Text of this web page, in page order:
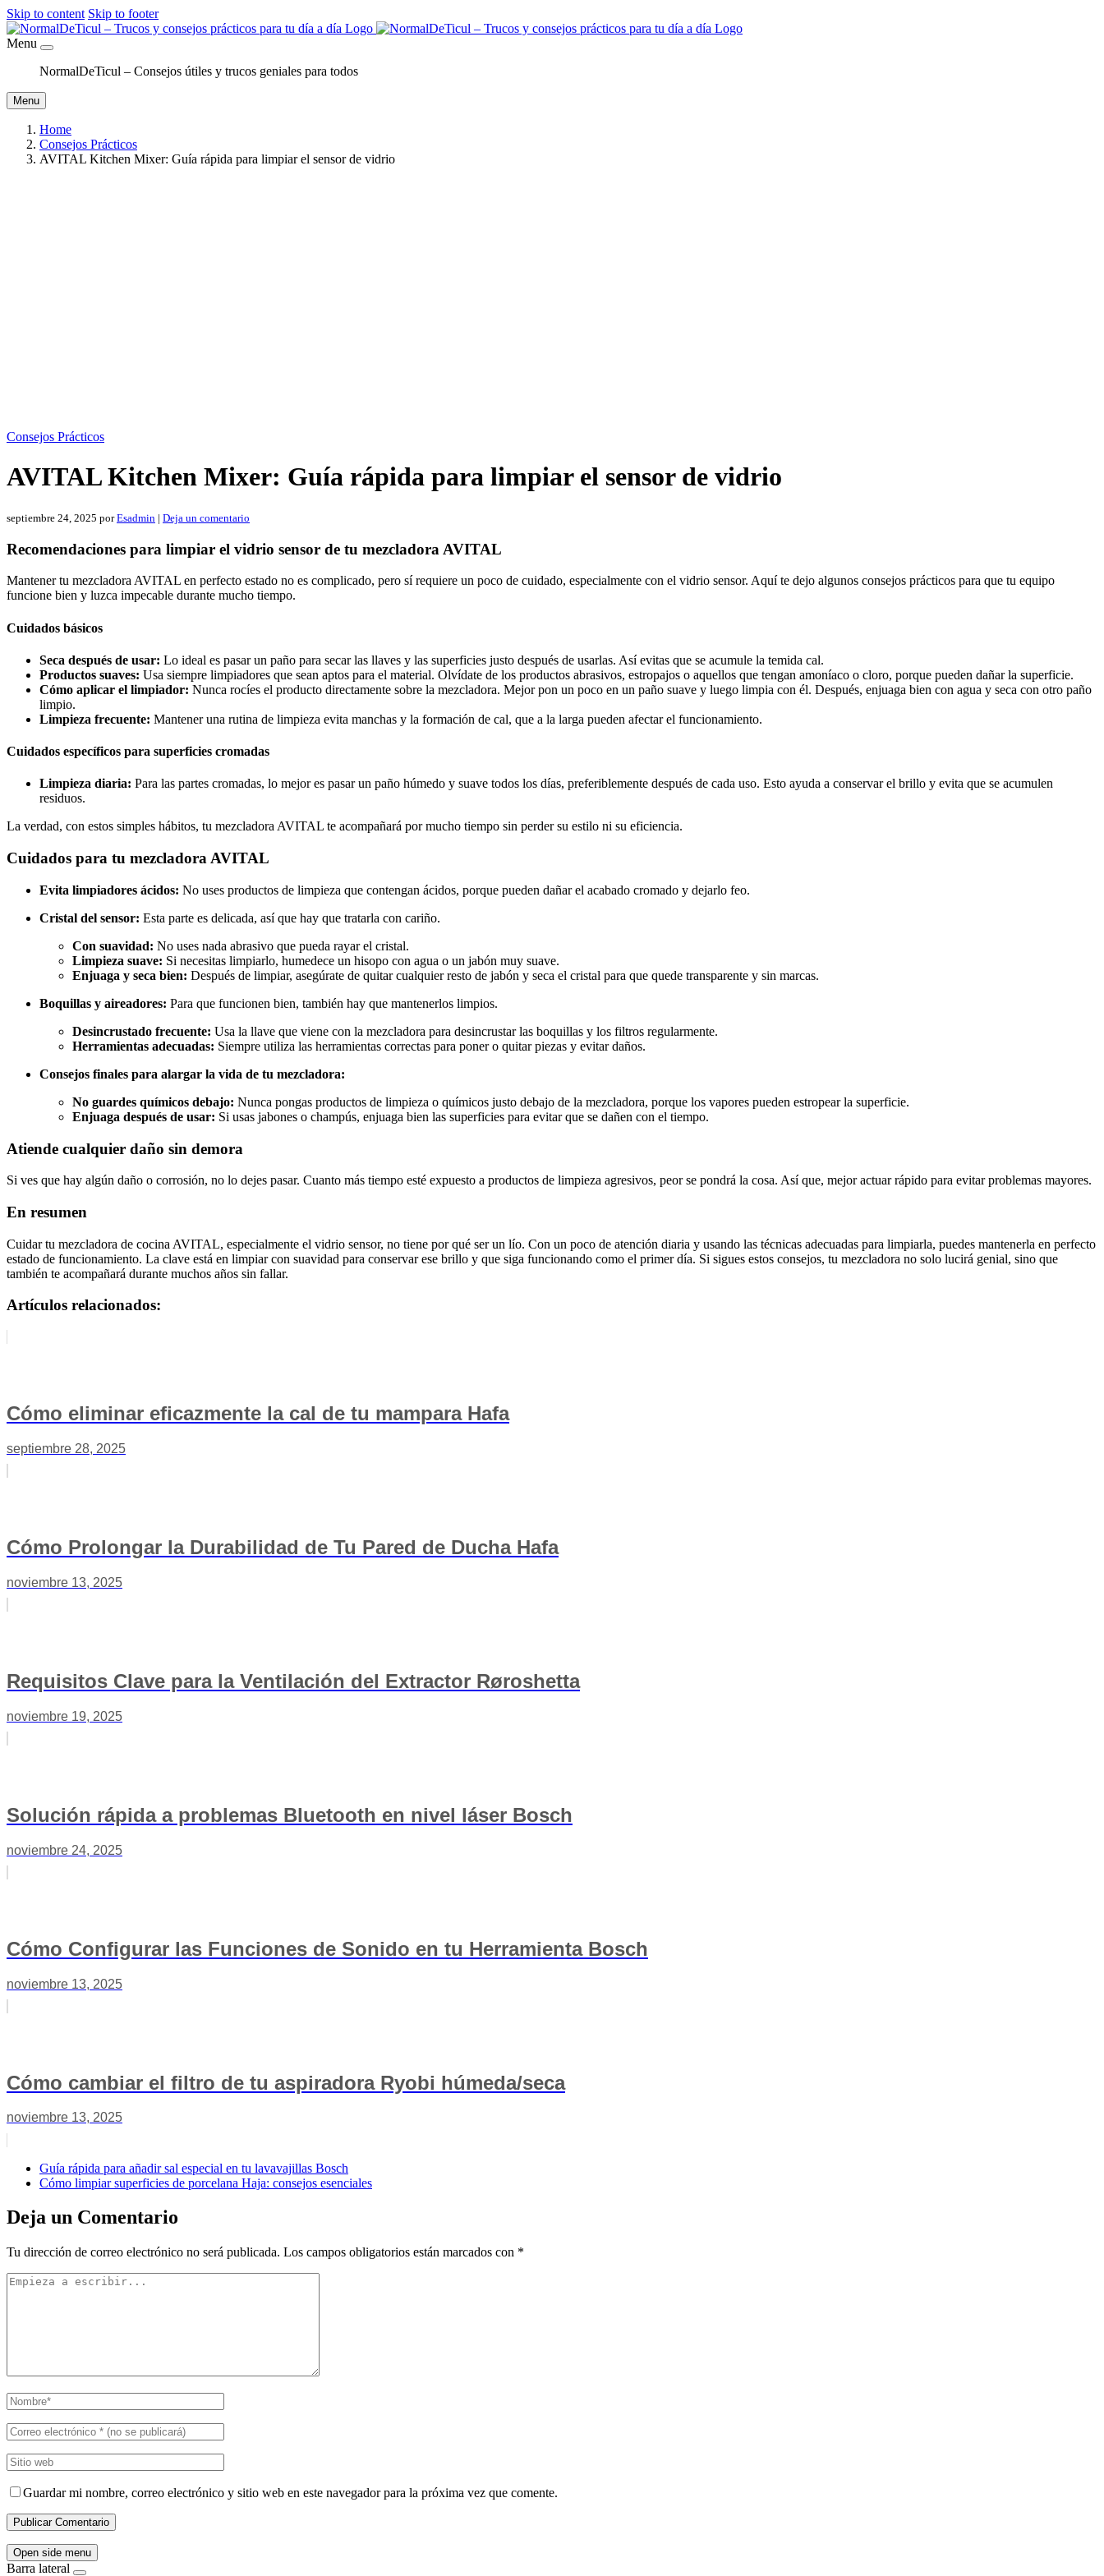
Skip to content Skip to footer
Menu
NormalDeTicul – Consejos útiles y trucos geniales para todos
Menu
Home
Consejos Prácticos
AVITAL Kitchen Mixer: Guía rápida para limpiar el sensor de vidrio
Consejos Prácticos
AVITAL Kitchen Mixer: Guía rápida para limpiar el sensor de vidrio
septiembre 24, 2025 porEsadmin | Deja un comentario
Recomendaciones para limpiar el vidrio sensor de tu mezcladora AVITAL
Mantener tu mezcladora AVITAL en perfecto estado no es complicado, pero sí requiere un poco de cuidado, especialmente con el vidrio sensor. Aquí te dejo algunos consejos prácticos para que tu equipo
funcione bien y luzca impecable durante mucho tiempo.
Cuidados básicos
Seca después de usar: Lo ideal es pasar un paño para secar las llaves y las superficies justo después de usarlas. Así evitas que se acumule la temida cal.
Productos suaves: Usa siempre limpiadores que sean aptos para el material. Olvídate de los productos abrasivos, estropajos o aquellos que tengan amoníaco o cloro, porque pueden dañar la superficie.
Cómo aplicar el limpiador: Nunca rocíes el producto directamente sobre la mezcladora. Mejor pon un poco en un paño suave y luego limpia con él. Después, enjuaga bien con agua y seca con otro paño
limpio.
Limpieza frecuente: Mantener una rutina de limpieza evita manchas y la formación de cal, que a la larga pueden afectar el funcionamiento.
Cuidados específicos para superficies cromadas
Limpieza diaria: Para las partes cromadas, lo mejor es pasar un paño húmedo y suave todos los días, preferiblemente después de cada uso. Esto ayuda a conservar el brillo y evita que se acumulen
residuos.
La verdad, con estos simples hábitos, tu mezcladora AVITAL te acompañará por mucho tiempo sin perder su estilo ni su eficiencia.
Cuidados para tu mezcladora AVITAL
Evita limpiadores ácidos: No uses productos de limpieza que contengan ácidos, porque pueden dañar el acabado cromado y dejarlo feo.
Cristal del sensor: Esta parte es delicada, así que hay que tratarla con cariño.
Con suavidad: No uses nada abrasivo que pueda rayar el cristal.
Limpieza suave: Si necesitas limpiarlo, humedece un hisopo con agua o un jabón muy suave.
Enjuaga y seca bien: Después de limpiar, asegúrate de quitar cualquier resto de jabón y seca el cristal para que quede transparente y sin marcas.
Boquillas y aireadores: Para que funcionen bien, también hay que mantenerlos limpios.
Desincrustado frecuente: Usa la llave que viene con la mezcladora para desincrustar las boquillas y los filtros regularmente.
Herramientas adecuadas: Siempre utiliza las herramientas correctas para poner o quitar piezas y evitar daños.
Consejos finales para alargar la vida de tu mezcladora:
No guardes químicos debajo: Nunca pongas productos de limpieza o químicos justo debajo de la mezcladora, porque los vapores pueden estropear la superficie.
Enjuaga después de usar: Si usas jabones o champús, enjuaga bien las superficies para evitar que se dañen con el tiempo.
Atiende cualquier daño sin demora
Si ves que hay algún daño o corrosión, no lo dejes pasar. Cuanto más tiempo esté expuesto a productos de limpieza agresivos, peor se pondrá la cosa. Así que, mejor actuar rápido para evitar problemas mayores.
En resumen
Cuidar tu mezcladora de cocina AVITAL, especialmente el vidrio sensor, no tiene por qué ser un lío. Con un poco de atención diaria y usando las técnicas adecuadas para limpiarla, puedes mantenerla en perfecto
estado de funcionamiento. La clave está en limpiar con suavidad para conservar ese brillo y que siga funcionando como el primer día. Si sigues estos consejos, tu mezcladora no solo lucirá genial, sino que
también te acompañará durante muchos años sin fallar.
Artículos relacionados:
Cómo eliminar eficazmente la cal de tu mampara Hafa
septiembre 28, 2025
Cómo Prolongar la Durabilidad de Tu Pared de Ducha Hafa
noviembre 13, 2025
Requisitos Clave para la Ventilación del Extractor Røroshetta
noviembre 19, 2025
Solución rápida a problemas Bluetooth en nivel láser Bosch
noviembre 24, 2025
Cómo Configurar las Funciones de Sonido en tu Herramienta Bosch
noviembre 13, 2025
Cómo cambiar el filtro de tu aspiradora Ryobi húmeda/seca
noviembre 13, 2025
Guía rápida para añadir sal especial en tu lavavajillas Bosch
Cómo limpiar superficies de porcelana Haja: consejos esenciales
Deja un Comentario
Tu dirección de correo electrónico no será publicada. Los campos obligatorios están marcados con *
Guardar mi nombre, correo electrónico y sitio web en este navegador para la próxima vez que comente.
Open side menu
Barra lateral